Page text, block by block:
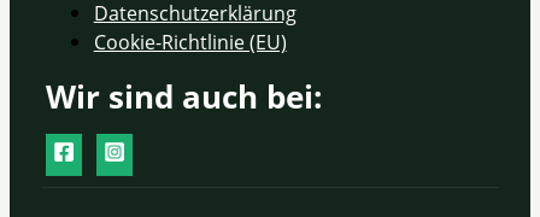
Datenschutzerklärung
Cookie-Richtlinie (EU)
Wir sind auch bei: